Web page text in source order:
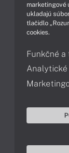
Ako
marketingové
ukladajú
tlačidlo
cookies.
Funkčné a
Analytické